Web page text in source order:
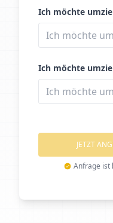
Ich möchte
Ich möchte
JETZT
Anfrage ist